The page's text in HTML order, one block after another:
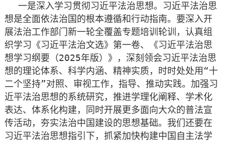
一是深入学习贯彻习近平法治思想。习近平法治思
想是全面依法治国的根本遵循和行动指南。要深入开
展法治工作部门新一轮全覆盖专题培训轮训，认真组
织学习《习近平法治文选》第一卷、《习近平法治思
想学习纲要（2025年版）》，深刻领会习近平法治思
想的理论体系、科学内涵、精神实质，时时处处用“十
二个坚持”对照、审视工作，指导、推动实践。加强习
近平法治思想的系统研究，推进学理化阐释、学术化
表达、体系化构建，同时开展更多面向大众的普法宣
传活动，夯实法治中国建设的思想基础。我们还要在
习近平法治思想指引下，抓紧加快构建中国自主法学